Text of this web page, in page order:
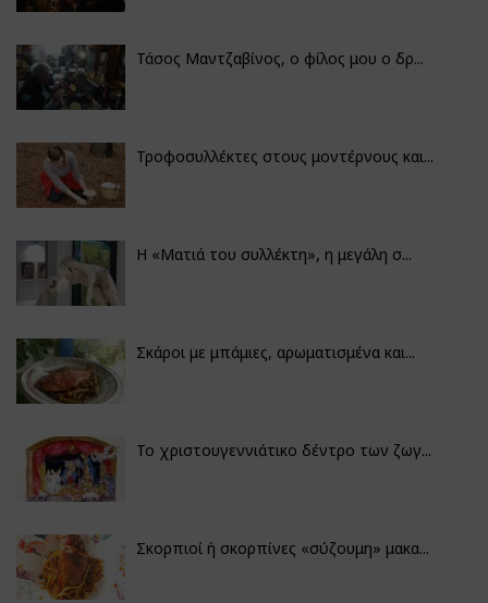
Τάσος Μαντζαβίνος, ο φίλος μου ο δρ...
Τροφοσυλλέκτες στους μοντέρνους και...
H «Ματιά του συλλέκτη», η μεγάλη σ...
Σκάροι με μπάμιες, αρωματισμένα και...
Το χριστουγεννιάτικο δέντρο των ζωγ...
Σκορπιοί ή σκορπίνες «σύζουμη» μακα...